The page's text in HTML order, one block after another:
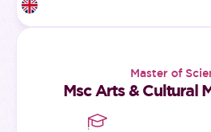
Master of
Msc Arts & Cultural